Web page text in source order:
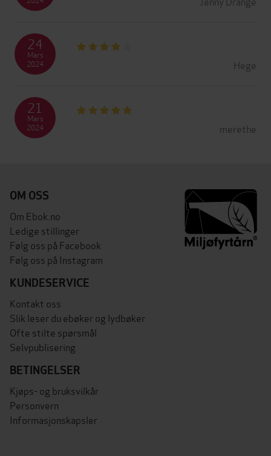
Hege
24
Mars
2024
merethe
21
Mars
2024
OM OSS
Om Ebok.no
Ledige stillinger
Følg oss på Facebook
Følg oss på Instagram
KUNDESERVICE
Kontakt oss
Slik leser du ebøker og lydbøker
Ofte stilte spørsmål
Selvpublisering
BETINGELSER
Kjøps- og bruksvilkår
Personvern
Informasjonskapsler